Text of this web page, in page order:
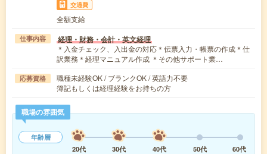
交通費
全額支給
仕事内容 経理・財務・会計・英文経理
＊入金チェック、入出金の対応＊伝票入力・帳票の作成＊仕
訳業務＊経理マニュアル作成 ＊その他サポート業…
応募資格
職種未経験OK / ブランクOK / 英語力不要
簿記もしくは経理経験をお持ちの方
職場の雰囲気
年齢層
20代
30代 40代 50代
60代